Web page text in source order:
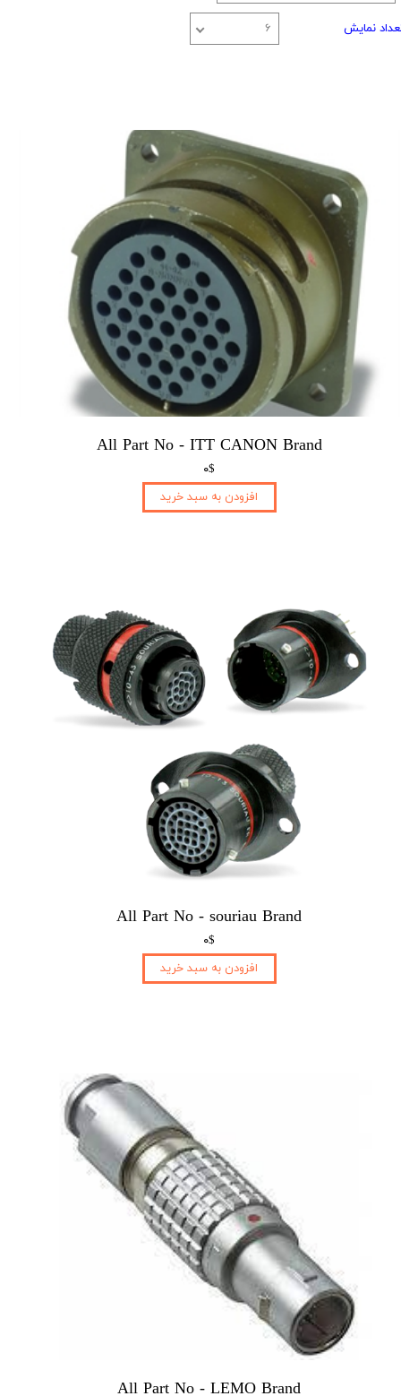
نمایش ۶
All Part No - ITT CANON Brand
۰$
افزودن به سبد خرید
All Part No - souriau Brand
۰$
افزودن به سبد خرید
All Part No - LEMO Brand